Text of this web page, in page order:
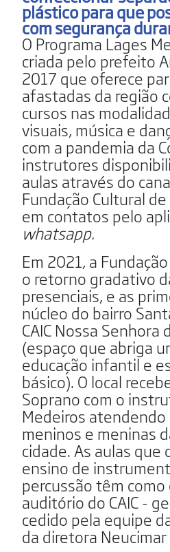
plástico para que
com segurança
O Programa Lages
criada pelo prefeito
2017 que oferece
afastadas da região
cursos nas
visuais, música e
com a pandemia da
instrutores
aulas através do
Fundação Cultural de
em contatos pelo
whatsapp.
Em 2021, a
o retorno gradativo
presenciais, e as
núcleo do bairro
CAIC Nossa Senhora
(espaço que abriga
educação infantil e
básico). O local
Soprano com o
Medeiros atendendo
meninos e meninas
cidade. As aulas que
ensino de
percussão têm como
auditório do CAIC -
cedido pela equipe
da diretora